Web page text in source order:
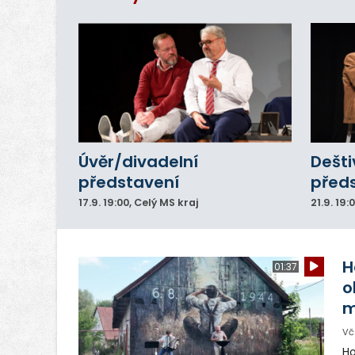
Úvěr/divadelní
představení
17.9.19:00, Celý MS kraj 21.9.
01:37